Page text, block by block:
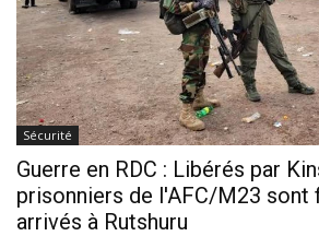
Sécurité
Guerre en RDC : Libérés par
prisonniers de l'AFC/M23 sont
arrivés à Rutshuru